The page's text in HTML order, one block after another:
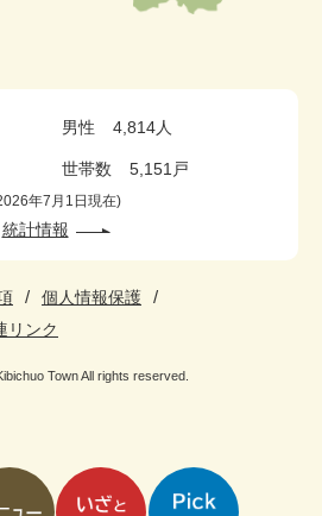
い
pickup
男性 4,814人
世帯数 5,151戸
年7月1日現在
統計情報
個人情報保護
リンク
Town All rights reserved.